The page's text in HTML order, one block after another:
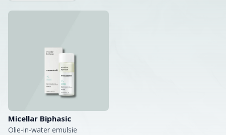
Micellar Biphasic
Olie-in-water emulsie